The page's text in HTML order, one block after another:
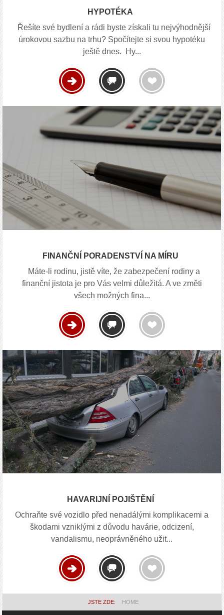
HYPOTÉKA
Řešíte své bydlení a rádi byste získali tu nejvýhodnější
úrokovou sazbu na trhu? Spočítejte si svou hypotéku
ještě dnes. Hy...
FINANČNÍ PORADENSTVÍ NA MÍRU
Máte-li rodinu, jistě víte, že zabezpečení rodiny a
finanční jistota je pro Vás velmi důležitá. A ve změti
všech možných fina...
HAVARIJNÍ POJIŠTĚNÍ
Ochraňte své vozidlo před nenadálými komplikacemi a
škodami vzniklými z důvodu havárie, odcizení,
vandalismu, neoprávněného užit...
JSTE ZDE: HOME